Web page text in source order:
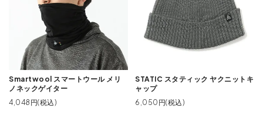
Smartwool スマートウール メリ
ノネックゲイター
4,048円(税込)
STATIC スタティック ヤクニットキ
ャップ
6,050円(税込)